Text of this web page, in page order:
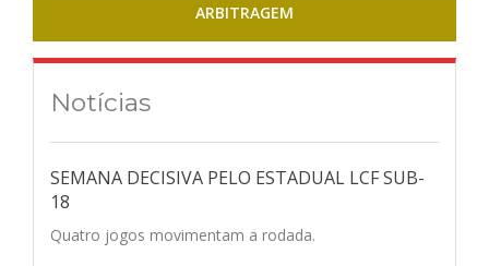
ARBITRAGEM
Notícias
SEMANA DECISIVA PELO ESTADUAL LCF SUB-
18
Quatro jogos movimentam a rodada.